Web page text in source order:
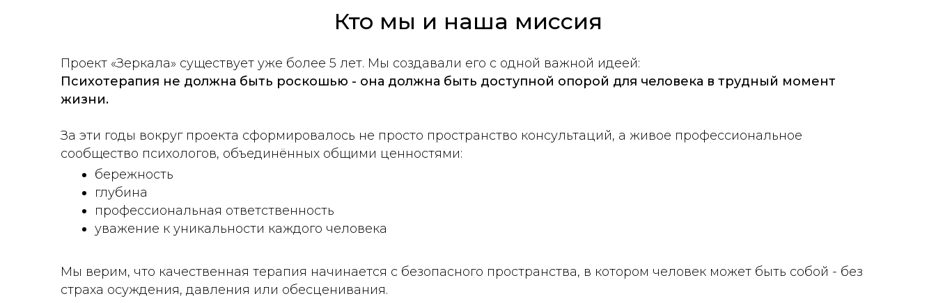
Кто мы и наша миссия
Проект «Зеркала» существует уже более 5 лет. Мы создавали его с одной важной идеей:
Психотерапия не должна быть роскошью - она должна быть доступной опорой для человека в трудный момент
жизни.
За эти годы вокруг проекта сформировалось не просто пространство консультаций, а живое профессиональное
сообщество психологов, объединённых общими ценностями:
бережность
глубина
профессиональная ответственность
уважение к уникальности каждого человека
Мы верим, что качественная терапия начинается с безопасного пространства, в котором человек может быть собой - без
страха осуждения, давления или обесценивания.